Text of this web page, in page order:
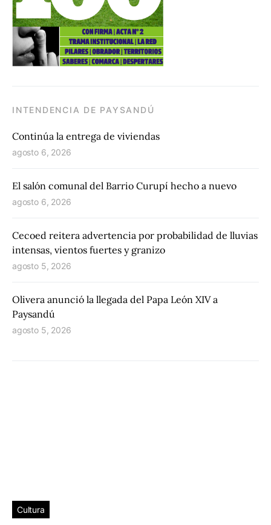
INTENDENCIA DE PAYSANDÚ
Continúa la entrega de viviendas
agosto 6, 2026
El salón comunal del Barrio Curupí hecho a nuevo
agosto 6, 2026
Cecoed reitera advertencia por probabilidad de lluvias
intensas, vientos fuertes y granizo
agosto 5, 2026
Olivera anunció la llegada del Papa León XIV a
Paysandú
agosto 5, 2026
Cultura